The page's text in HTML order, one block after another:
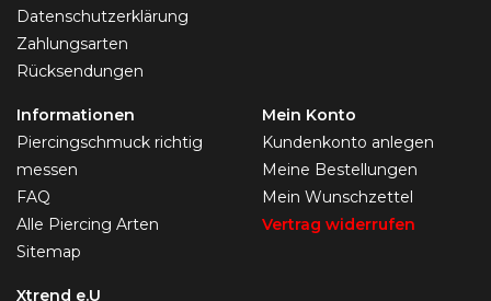
Datenschutzerklärung
Zahlungsarten
Rücksendungen
Informationen
Piercingschmuck richtig
messen
FAQ
Alle Piercing Arten
Sitemap
Mein Konto
Kundenkonto anlegen
Meine Bestellungen
Mein Wunschzettel
Vertrag widerrufen
Xtrend e.U